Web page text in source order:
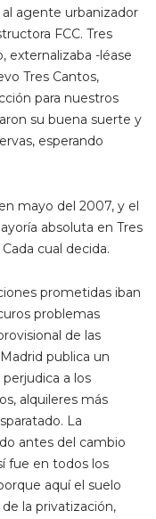
agente urbanizador
FCC. Tres
externalizaba -léase
Tres Cantos,
para nuestros
su buena suerte y
esperando
mayo del 2007, y el
absoluta en Tres
cual decida.
prometidas iban
problemas
de las
publica un
a los
alquileres más
La
antes del cambio
fue en todos los
aquí el suelo
la privatización,